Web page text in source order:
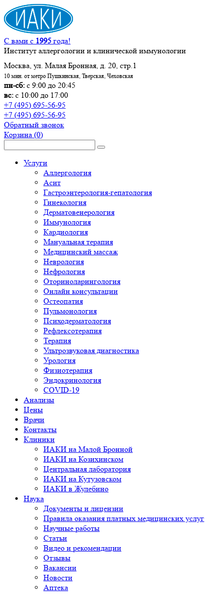
С вами с 1995 года!
Институт аллергологии и клинической иммунологии
Москва, ул. Малая Бронная, д. 20, стр.1
10 мин. от метро Пушкинская, Тверская, Чеховская
пн-сб: с 9:00 до 20:45
вс: с 10:00 до 17:00
+7 (495) 695-56-95
+7 (495) 695-56-95
Обратный звонок
Корзина (0)
Услуги
Аллергология
Асит
Гастроэнтерология-гепатология
Гинекология
Дерматовенерология
Иммунология
Кардиология
Мануальная терапия
Медицинский массаж
Неврология
Нефрология
Оториноларингология
Онлайн консультации
Остеопатия
Пульмонология
Психодерматология
Рефлексотерапия
Терапия
Ультрозвуковая диагностика
Урология
Физиотерапия
Эндокринология
COVID-19
Анализы
Цены
Врачи
Контакты
Клиники
ИАКИ на Малой Бронной
ИАКИ на Козихинском
Центральная лаборатория
ИАКИ на Кутузовском
ИАКИ в Жулебино
Наука
Документы и лицензии
Правила оказания платных медицинских услуг
Научные работы
Статьи
Видео и рекомендации
Отзывы
Вакансии
Новости
Аптека